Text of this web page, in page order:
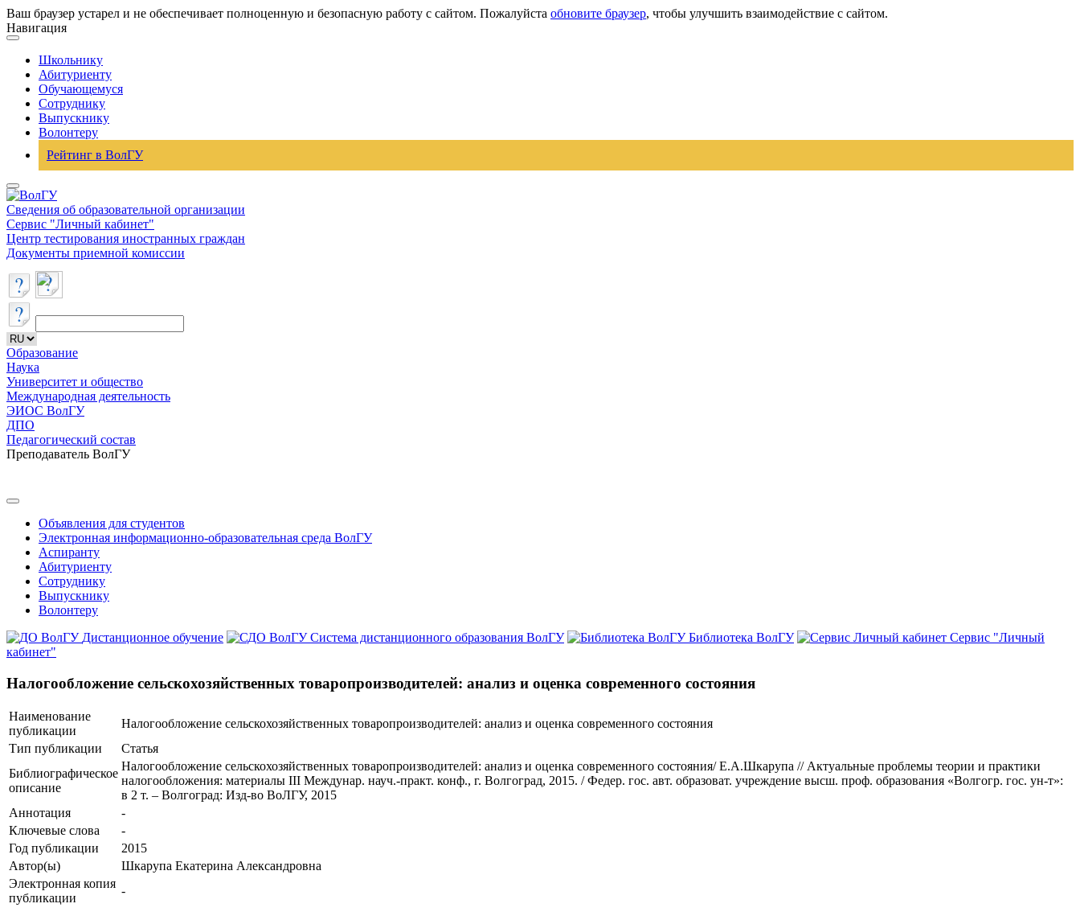
Ваш браузер устарел и не обеспечивает полноценную и безопасную работу с сайтом. Пожалуйста обновите браузер, чтобы улучшить взаимодействие с сайтом.
Навигация
Школьнику
Абитуриенту
Обучающемуся
Сотруднику
Выпускнику
Волонтеру
Рейтинг в ВолГУ
Сведения об образовательной организации
Сервис "Личный кабинет"
Центр тестирования иностранных граждан
Документы приемной комиссии
Образование
Наука
Университет и общество
Международная деятельность
ЭИОС ВолГУ
ДПО
Педагогический состав
Преподаватель ВолГУ
Объявления для студентов
Электронная информационно-образовательная среда ВолГУ
Аспиранту
Абитуриенту
Сотруднику
Выпускнику
Волонтеру
Дистанционное обучение
Система дистанционного образования ВолГУ Библиотека ВолГУ
Сервис "Личный
кабинет"
Налогообложение сельскохозяйственных товаропроизводителей: анализ и оценка современного состояния
Наименование
публикации
Налогообложение сельскохозяйственных товаропроизводителей: анализ и оценка современного состояния
Тип публикации
Статья
Библиографическое
описание
Налогообложение сельскохозяйственных товаропроизводителей: анализ и оценка современного состояния/ Е.А.Шкарупа // Актуальные проблемы теории и практики
налогообложения: материалы III Междунар. науч.-практ. конф., г. Волгоград, 2015. / Федер. гос. авт. образоват. учреждение высш. проф. образования «Волгогр. гос. ун-т»:
в 2 т. – Волгоград: Изд-во ВоЛГУ, 2015
Аннотация
-
Ключевые cлова
-
Год публикации
2015
Автор(ы)
Шкарупа Екатерина Александровна
Электронная копия
публикации
-